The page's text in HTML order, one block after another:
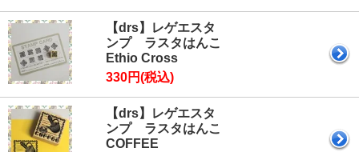
【drs】レゲエスタ
ンプ ラスタはんこ
Ethio Cross
330円(税込)
【drs】レゲエスタ
ンプ ラスタはんこ
COFFEE